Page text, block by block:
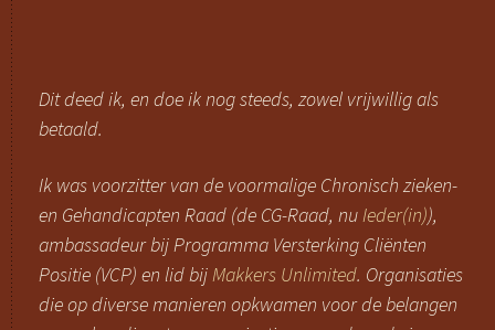
Dit deed ik, en doe ik nog steeds, zowel vrijwillig als
betaald.
Ik was voorzitter van de voormalige Chronisch zieken-
en Gehandicapten Raad (de CG-Raad, nuIeder(in)),
ambassadeur bij Programma Versterking Cliënten
Positie (VCP) en lid bijMakkers Unlimited. Organisaties
die op diverse manieren opkwamen voor de belangen